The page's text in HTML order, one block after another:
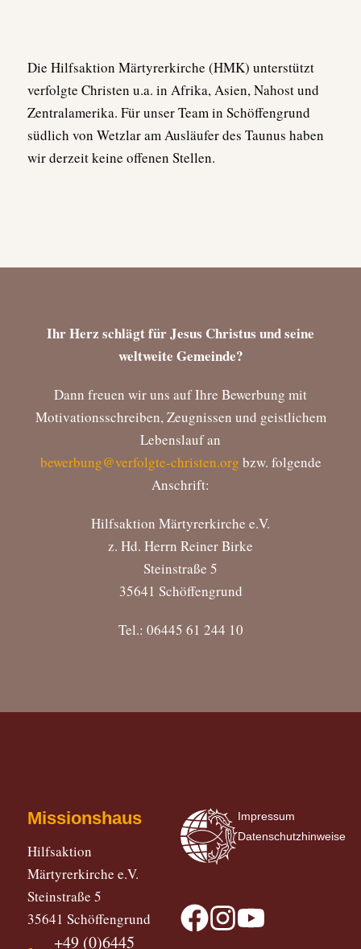
Die Hilfsaktion Märtyrerkirche (HMK) unterstützt
verfolgte Christen u.a. in Afrika, Asien, Nahost und
Zentralamerika. Für unser Team in Schöffengrund
südlich von Wetzlar am Ausläufer des Taunus haben
wir derzeit keine offenen Stellen.
Ihr Herz schlägt für Jesus Christus und seine
weltweite Gemeinde?
Dann freuen wir uns auf Ihre Bewerbung mit
Motivationsschreiben, Zeugnissen und geistlichem
Lebenslauf an
bewerbung@verfolgte-christen.org bzw. folgende
Anschrift:
Hilfsaktion Märtyrerkirche e.V.
z. Hd. Herrn Reiner Birke
Steinstraße 5
35641 Schöffengrund
Tel.: 06445 61 244 10
Missionshaus
Hilfsaktion
Märtyrerkirche e.V.
Steinstraße 5
35641 Schöffengrund
+49 (0)6445
Impressum
Datenschutzhinweise